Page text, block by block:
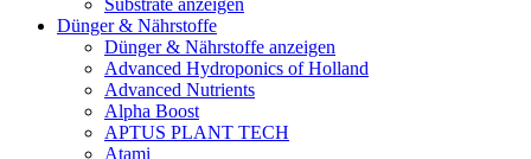
Substrate anzeigen
Dünger & Nährstoffe
Dünger & Nährstoffe anzeigen
Advanced Hydroponics of Holland
Advanced Nutrients
Alpha Boost
APTUS PLANT TECH
Atami